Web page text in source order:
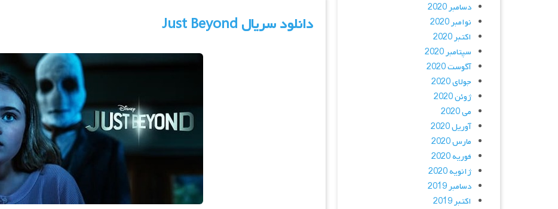
دانلود سریال Just Beyond
دسامبر 2020
نوامبر 2020
اکتبر 2020
سپتامبر 2020
آگوست 2020
جولای 2020
ژوئن 2020
می 2020
آوریل 2020
مارس 2020
فوریه 2020
ژانویه 2020
دسامبر 2019
اکتبر 2019